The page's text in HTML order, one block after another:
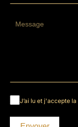
J’ai lu et j'accepte la